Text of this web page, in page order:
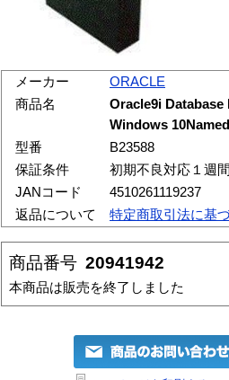
メーカー
ORACLE
商品名
Oracle9i
Windows
型番
B23588
保証条件
初期不良対応１週
JANコード
4510261119237
返品について
特定商取引法に基
商品番号 20941942
本商品は販売を終了しました